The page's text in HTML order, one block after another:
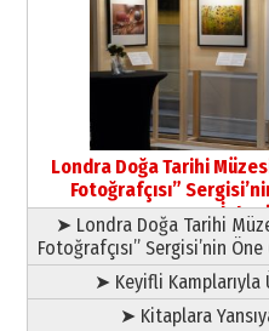
Yıldırım
HAVVA’NIN ÜÇ
09 Temmuz 2026
Yusuf POLAT
Şampiyonluk
yazar
11 Mayıs 2026
Londra Doğa Tarihi
Fotoğrafçısı”
➤ Londra Doğa Tarihi
Fotoğrafçısı” Sergisi’nin
➤ Keyifli Kamplarıyla
➤ Kitaplara